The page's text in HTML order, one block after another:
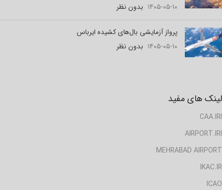
۱۴۰۵-۰۵-۱۰ بدون نظر
پرواز آزمایشی بال‌های کشیده ایرباس
۱۴۰۵-۰۵-۱۰ بدون نظر
لینک های مفید
CAA.IRI
AIRPORT.IRI
MEHRABAD AIRPORT
IKAC.IR
ICAO